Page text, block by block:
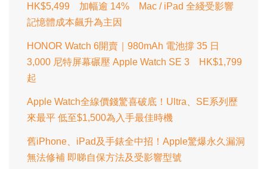
HK$5,499 加幅逾 14% Mac / iPad 全綫受影響
記憶體成本飆升為主因
HONOR Watch 6開賣｜980mAh 電池撐 35 日
3,000 尼特屏幕碾壓 Apple Watch SE 3 HK$1,799
起
Apple Watch全線價錢驚喜破底！Ultra、SE系列歷
來最平 低至$1,500為入手最佳時機
舊iPhone、iPad及手錶全中招！Apple驚爆永久漏洞
無法修補 即睇自保方法及受影響型號